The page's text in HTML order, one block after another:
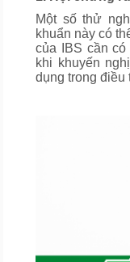
Một số thử
khuẩn này có
của IBS cần
khi khuyến
dụng trong điều